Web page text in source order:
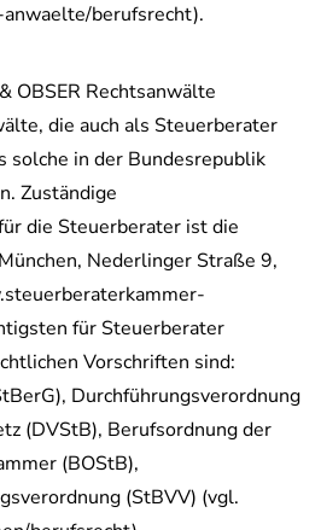
berufsrecht).
OBSER Rechtsanwälte
die auch als Steuerberater
solche in der Bundesrepublik
Zuständige
die Steuerberater ist die
Nederlinger Straße 9,
für Steuerberater
Vorschriften sind:
Durchführungsverordnung
(DVStB), Berufsordnung der
(BOStB),
(StBVV) (vgl.